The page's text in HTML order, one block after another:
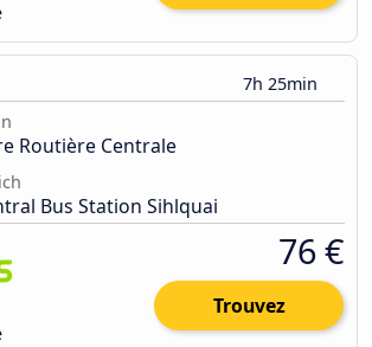
7h 25min
Routière Centrale
Bus Station Sihlquai
76 €
Trouvez